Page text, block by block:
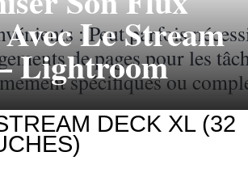
Le Stream
Lightroom
: Peut parfois
de pages pour les
spécifiques ou
DECK XL (32